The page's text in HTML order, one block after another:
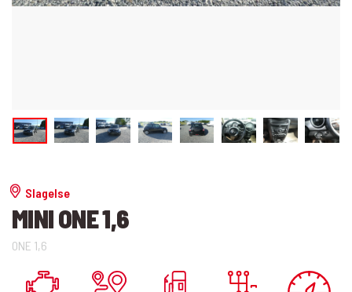
Slagelse
MINI ONE 1,6
ONE 1,6